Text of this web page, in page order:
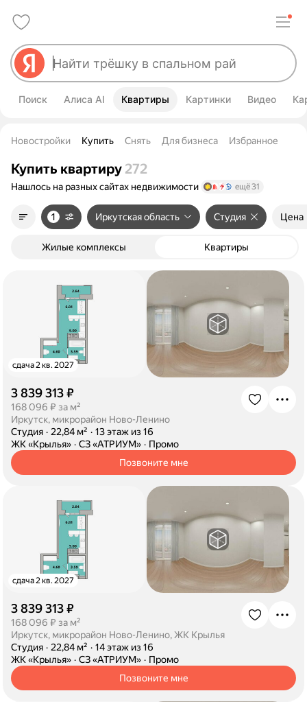
Поиск Алиса AI Квартиры Картинки Видео
Новостройки Купить Снять Для бизнеса Избранное
Купить квартиру 272
Нашлось на разных сайтах недвижимости ещё 31
1 Иркутская область Студия Цена
Жилые комплексы Квартиры
сдача 2 кв. 2027
3 839 313 ₽
168 096 ₽ за м²
Иркутск, микрорайон Ново-Ленино
Студия · 22,84 м² · 13 этаж из 16
ЖК «Крылья» · СЗ «АТРИУМ» · Промо
Позвоните мне
сдача 2 кв. 2027
3 839 313 ₽
168 096 ₽ за м²
Иркутск, микрорайон Ново-Ленино, ЖК Крылья
Студия · 22,84 м² · 14 этаж из 16
ЖК «Крылья» · СЗ «АТРИУМ» · Промо
Позвоните мне